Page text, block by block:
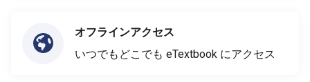
オフラインアクセス
いつでもどこでも eTextbook にアクセス